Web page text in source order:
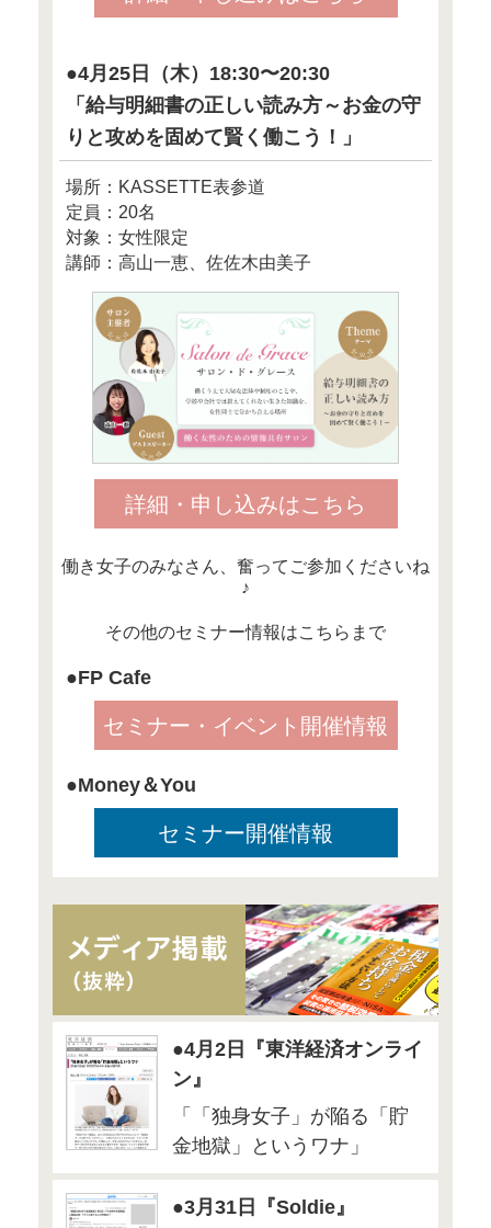
は数百円かもしれませんが、
用していたらチリも積もれば
なります。
そして、高年収の場合、洋服
なくユナイテッドアローズ、
なく成城石井、コーヒーはド
スタバ
という具合に日常生活のあら
っとよいものをチョイスしが
生活費に余裕がある分、考え
う傾向にあるようです。
高年収の落とし穴が気になる
頼藤が書いた下記のコラムも
ください！
｢高年収女子｣がさっぱり
ワケ
この記事を見